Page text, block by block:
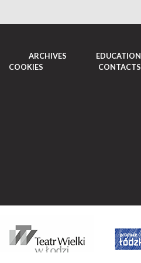
ARCHIVES
EDUCATION
COOKIES CONTACTS